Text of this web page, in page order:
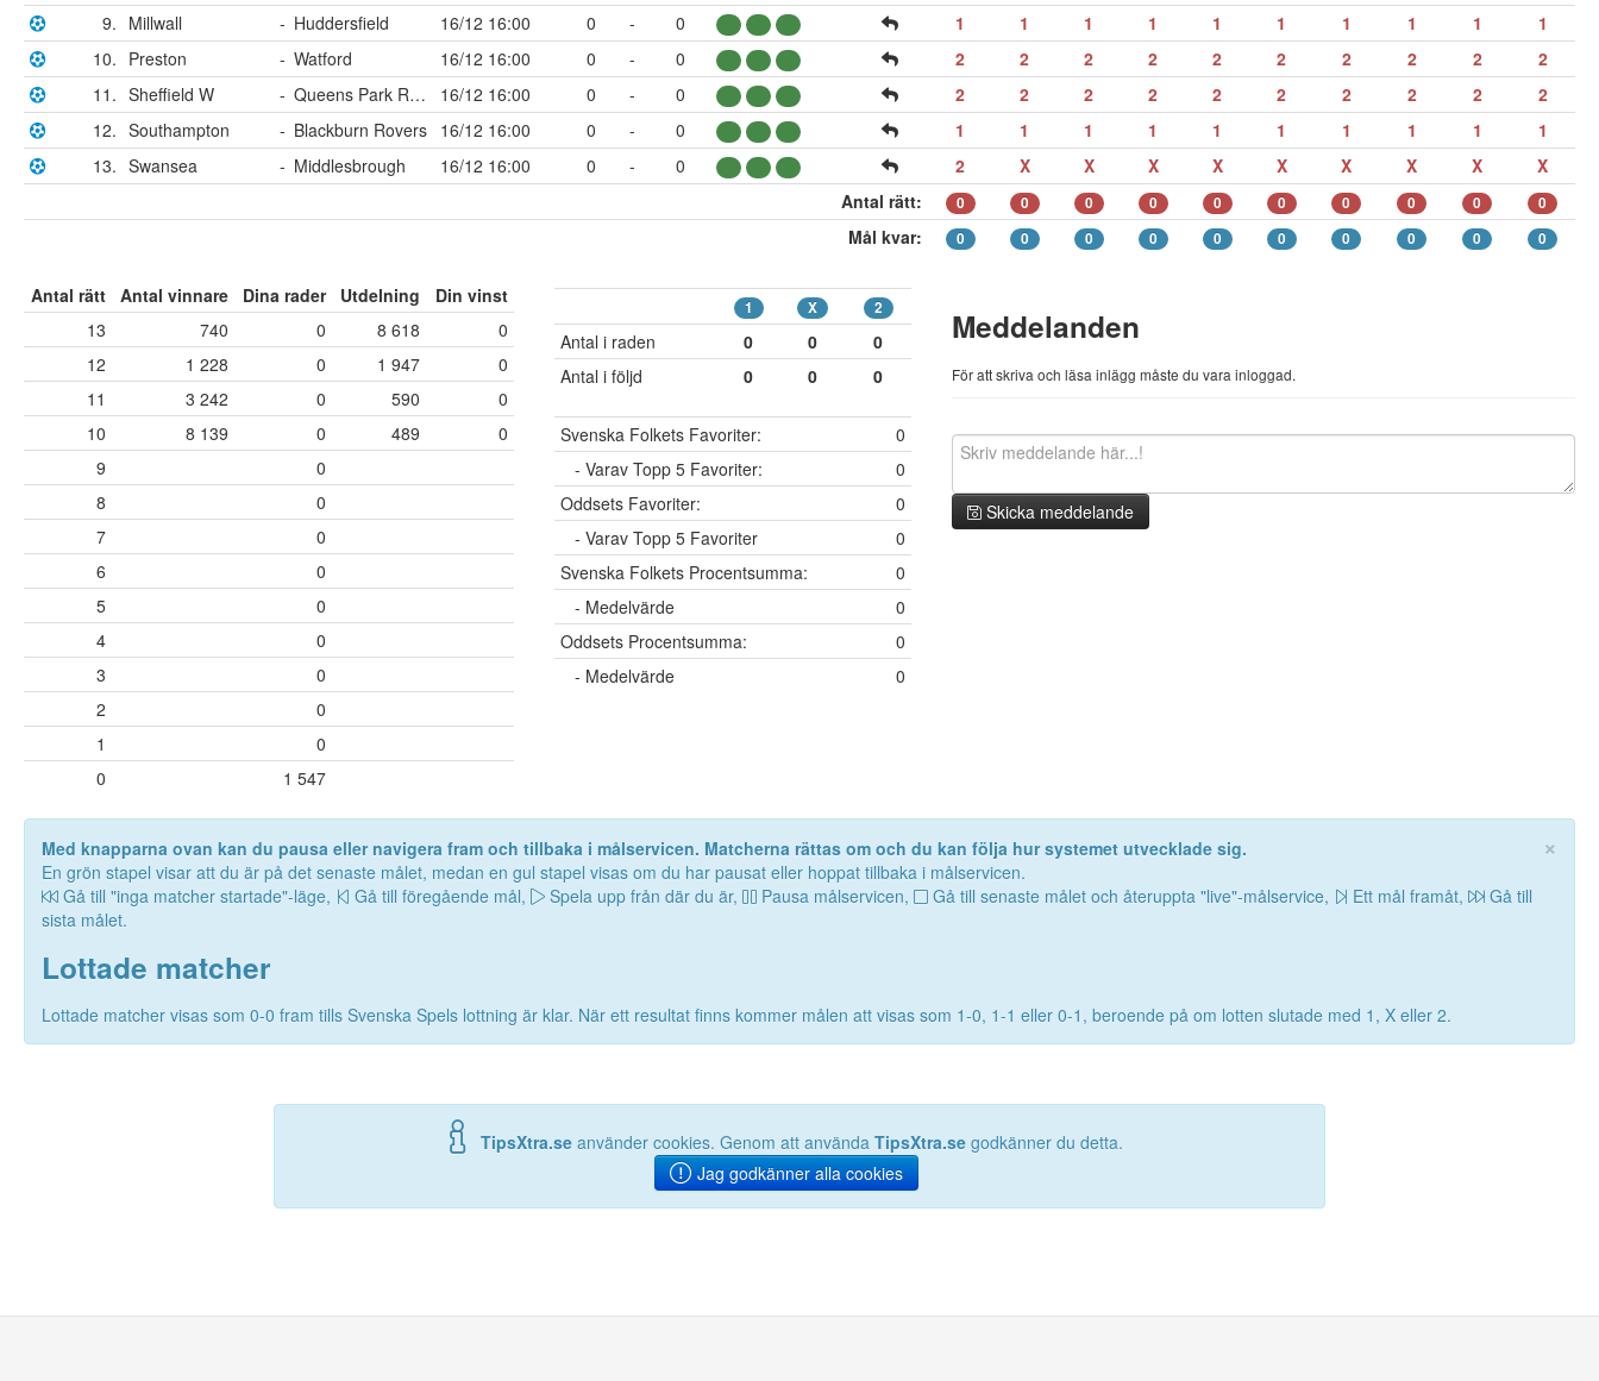
9. Millwall - Huddersfield 16/12 16:00 0 - 0 1 1 1 1 1 1 1 1 1
1
10. Preston - Watford 16/12 16:00 0 - 0 2 2 2 2 2 2 2 2 2
2
11. Sheffield W - Queens Park Rangers 16/12 16:00 0 - 0 2 2 2 2 2 2 2 2 2
2
12. Southampton - Blackburn Rovers 16/12 16:00 0 - 0 1 1 1 1 1 1 1 1 1
1
13. Swansea - Middlesbrough 16/12 16:00 0 - 0 2 X X X X X X X X
X
Antal rätt:
0 0 0 0 0 0 0 0 0 0
Mål kvar: 0 0 0 0 0 0 0 0 0 0
Antal rätt Antal vinnare Dina rader Utdelning
Din vinst
13
740 0 8 618
0
12
1 228 0 1 947
0
11
3 242 0 590
0
10
8 139 0 489
0
9
0
8
0
7
0
6
0
5
0
4
0
3
0
2
0
1
0
0
1 547
1 X 2
Antal i raden 0 0
0
Antal i följd
0 0 0
Svenska Folkets Favoriter:
0
- Varav Topp 5 Favoriter:
0
Oddsets Favoriter:
0
- Varav Topp 5 Favoriter
0
Svenska Folkets Procentsumma:
0
- Medelvärde
0
Oddsets Procentsumma:
0
- Medelvärde
0
Meddelanden
För att skriva och läsa inlägg måste du vara inloggad.
Skicka meddelande
×
Med knapparna ovan kan du pausa eller navigera fram och tillbaka i målservicen. Matcherna rättas om och du kan följa hur systemet utvecklade sig.
En grön stapel visar att du är på det senaste målet, medan en gul stapel visas om du har pausat eller hoppat tillbaka i målservicen.
Gå till "inga matcher startade"-läge,
Gå till föregående mål, Spela upp från där du är, Pausa målservicen, Gå till senaste målet och återuppta "live"-målservice, Ett mål framåt,
Gå till
sista målet.
Lottade matcher
Lottade matcher visas som 0-0 fram tills Svenska Spels lottning är klar. När ett resultat finns kommer målen att visas som 1-0, 1-1 eller 0-1, beroende på om lotten slutade med 1, X eller 2.
TipsXtra.se använder cookies. Genom att användaTipsXtra.se godkänner du detta.
Jag godkänner alla cookies